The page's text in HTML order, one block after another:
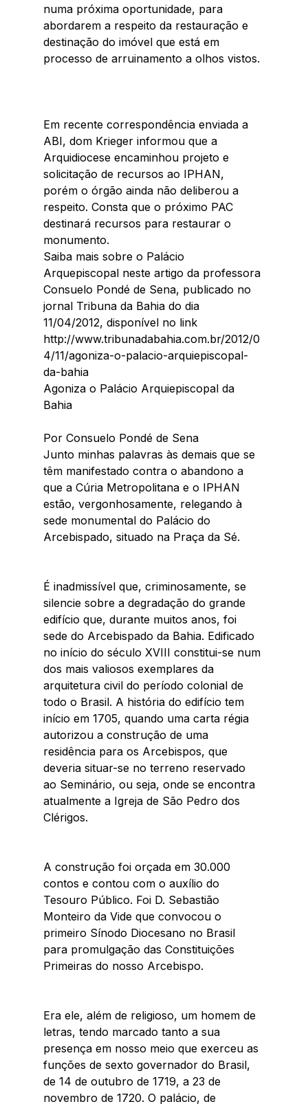
numa próxima oportunidade, para
abordarem a respeito da restauração e
destinação do imóvel que está em
processo de arruinamento a olhos vistos.
Em recente correspondência enviada a
ABI, dom Krieger informou que a
Arquidiocese encaminhou projeto e
solicitação de recursos ao IPHAN,
porém o órgão ainda não deliberou a
respeito. Consta que o próximo PAC
destinará recursos para restaurar o
monumento.
Saiba mais sobre o Palácio
Arquepiscopal neste artigo da professora
Consuelo Pondé de Sena, publicado no
jornal Tribuna da Bahia do dia
11/04/2012, disponível no link
http://www.tribunadabahia.com.br/2012/0
4/11/agoniza-o-palacio-arquiepiscopal-
da-bahia
Agoniza o Palácio Arquiepiscopal da
Bahia
Por Consuelo Pondé de Sena
Junto minhas palavras às demais que se
têm manifestado contra o abandono a
que a Cúria Metropolitana e o IPHAN
estão, vergonhosamente, relegando à
sede monumental do Palácio do
Arcebispado, situado na Praça da Sé.
É inadmissível que, criminosamente, se
silencie sobre a degradação do grande
edifício que, durante muitos anos, foi
sede do Arcebispado da Bahia. Edificado
no início do século XVIII constitui-se num
dos mais valiosos exemplares da
arquitetura civil do período colonial de
todo o Brasil. A história do edifício tem
início em 1705, quando uma carta régia
autorizou a construção de uma
residência para os Arcebispos, que
deveria situar-se no terreno reservado
ao Seminário, ou seja, onde se encontra
atualmente a Igreja de São Pedro dos
Clérigos.
A construção foi orçada em 30.000
contos e contou com o auxílio do
Tesouro Público. Foi D. Sebastião
Monteiro da Vide que convocou o
primeiro Sínodo Diocesano no Brasil
para promulgação das Constituições
Primeiras do nosso Arcebispo.
Era ele, além de religioso, um homem de
letras, tendo marcado tanto a sua
presença em nosso meio que exerceu as
funções de sexto governador do Brasil,
de 14 de outubro de 1719, a 23 de
novembro de 1720. O palácio, de